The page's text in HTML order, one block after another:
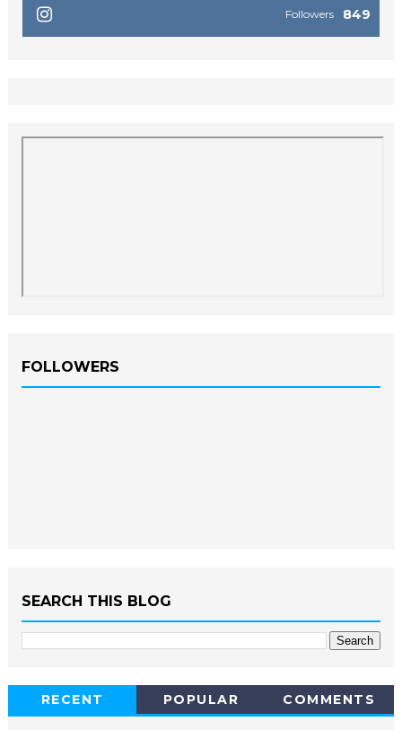
849
Followers
FOLLOWERS
SEARCH THIS BLOG
RECENT POPULAR COMMENTS